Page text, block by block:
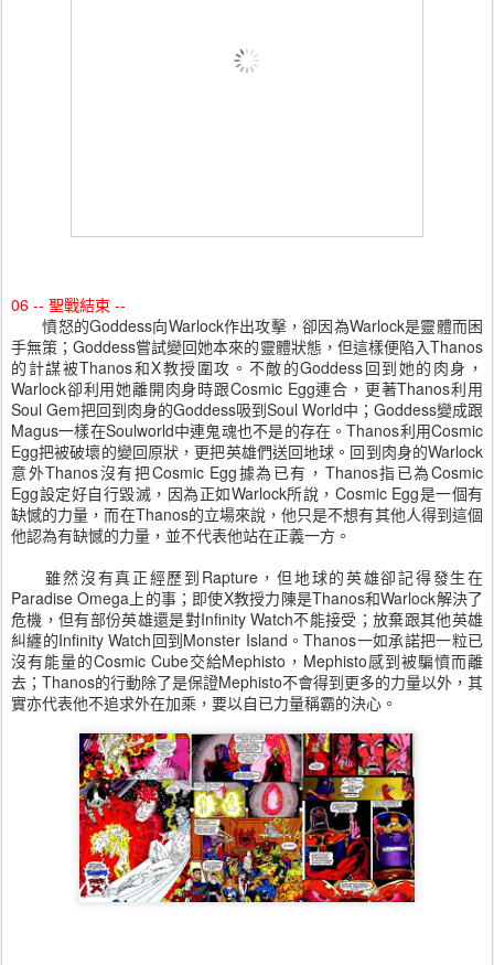
06 -- 聖戰結束 --
憤怒的Goddess向Warlock作出攻擊，卻因為Warlock是靈體而困
手無策；Goddess嘗試變回她本來的靈體狀態，但這樣便陷入Thanos
的計謀被Thanos和X教授圍攻。不敵的Goddess回到她的肉身，
Warlock卻利用她離開肉身時跟Cosmic Egg連合，更著Thanos利用
Soul Gem把回到肉身的Goddess吸到Soul World中；Goddess變成跟
Magus一樣在Soulworld中連鬼魂也不是的存在。Thanos利用Cosmic
Egg把被破壞的變回原狀，更把英雄們送回地球。回到肉身的Warlock
意外Thanos沒有把Cosmic Egg據為已有，Thanos指已為Cosmic
Egg設定好自行毀滅，因為正如Warlock所說，Cosmic Egg是一個有
缺憾的力量，而在Thanos的立場來說，他只是不想有其他人得到這個
他認為有缺憾的力量，並不代表他站在正義一方。
雖然沒有真正經歷到Rapture，但地球的英雄卻記得發生在
Paradise Omega上的事；即使X教授力陳是Thanos和Warlock解決了
危機，但有部份英雄還是對Infinity Watch不能接受；放棄跟其他英雄
糾纏的Infinity Watch回到Monster Island。Thanos一如承諾把一粒已
沒有能量的Cosmic Cube交給Mephisto，Mephisto感到被騙憤而離
去；Thanos的行動除了是保證Mephisto不會得到更多的力量以外，其
實亦代表他不追求外在加乘，要以自已力量稱霸的決心。